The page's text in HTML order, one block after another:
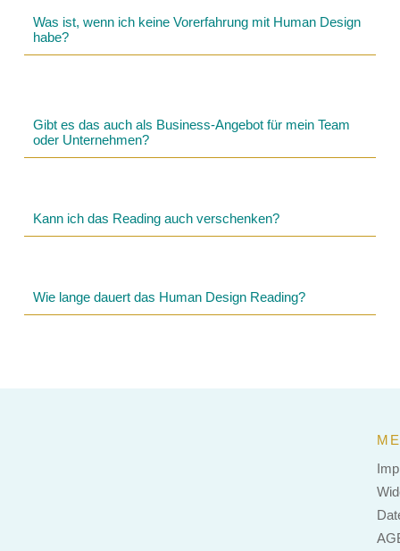
Was ist, wenn ich keine Vorerfahrung mit Human Design
habe?
Gibt es das auch als Business-Angebot für mein Team
oder Unternehmen?
Kann ich das Reading auch verschenken?
Wie lange dauert das Human Design Reading?